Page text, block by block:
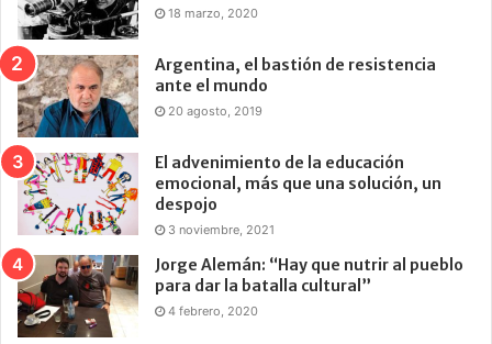
18 marzo, 2020
Argentina, el bastión de resistencia
ante el mundo
20 agosto, 2019
El advenimiento de la educación
emocional, más que una solución, un
despojo
3 noviembre, 2021
Jorge Alemán: “Hay que nutrir al pueblo
para dar la batalla cultural”
4 febrero, 2020